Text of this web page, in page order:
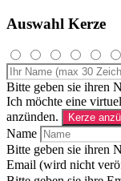
Auswahl Kerze
Bitte geben sie ihren
Ich möchte eine
anzünden.
Kerze
Name
Bitte geben sie ihren
Email (wird nicht